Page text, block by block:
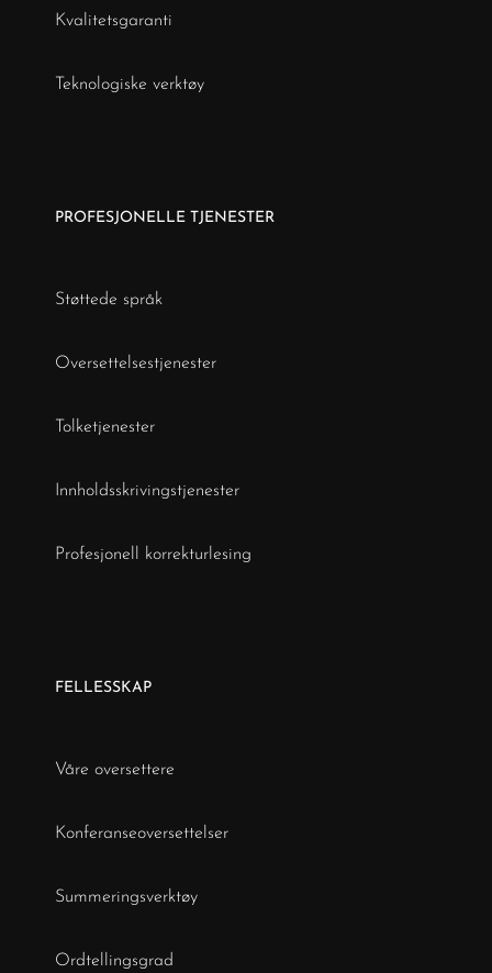
Kvalitetsgaranti
Teknologiske verktøy
PROFESJONELLE TJENESTER
Støttede språk
Oversettelsestjenester
Tolketjenester
Innholdsskrivingstjenester
Profesjonell korrekturlesing
FELLESSKAP
Våre oversettere
Konferanseoversettelser
Summeringsverktøy
Ordtellingsgrad